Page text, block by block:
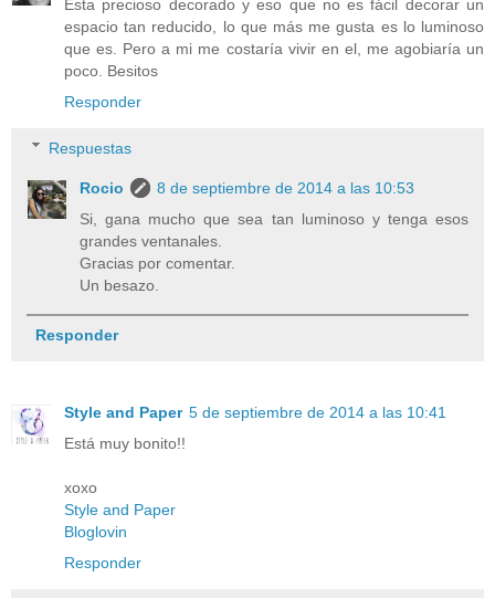
Esta precioso decorado y eso que no es fácil decorar un
espacio tan reducido, lo que más me gusta es lo luminoso
que es. Pero a mi me costaría vivir en el, me agobiaría un
poco. Besitos
Responder
Respuestas
Rocio
8 de septiembre de 2014 a las 10:53
Si, gana mucho que sea tan luminoso y tenga esos
grandes ventanales.
Gracias por comentar.
Un besazo.
Responder
Style and Paper 5 de septiembre de 2014 a las 10:41
Está muy bonito!!
xoxo
Style and Paper
Bloglovin
Responder